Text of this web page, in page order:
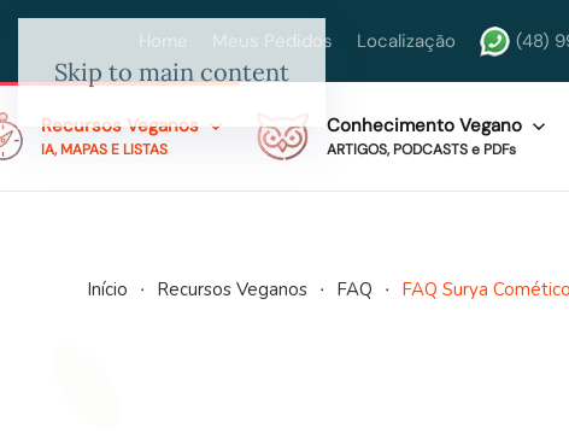
Skip to main content
Home Meus Pedidos Localização (48)
Recursos Veganos
IA, MAPAS E LISTAS
Conhecimento Vegano
ARTIGOS, PODCASTS e PDFs
Início Recursos Veganos FAQ FAQ Surya